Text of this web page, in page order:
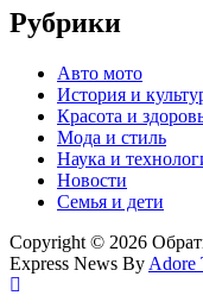
Рубрики
Авто мото
История и
Красота и
Мода и стиль
Наука и
Новости
Семья и дети
Copyright © 2026
Express News By Adore